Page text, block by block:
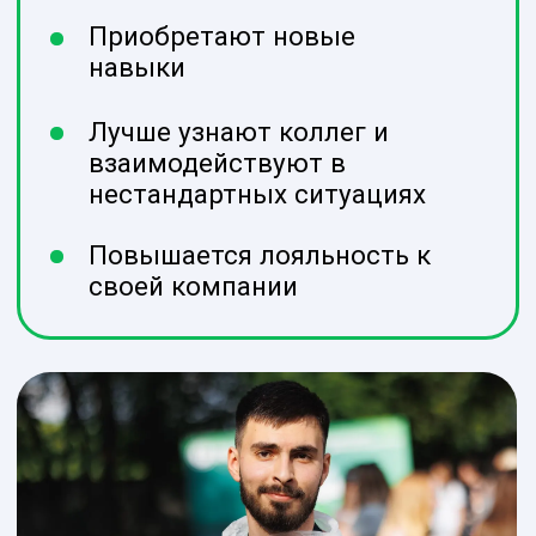
Видеотимбилдингов
Посмотрите видео с проектов,
чтобы лучше почувствовать
атмосферу на наших тимбилдингах и